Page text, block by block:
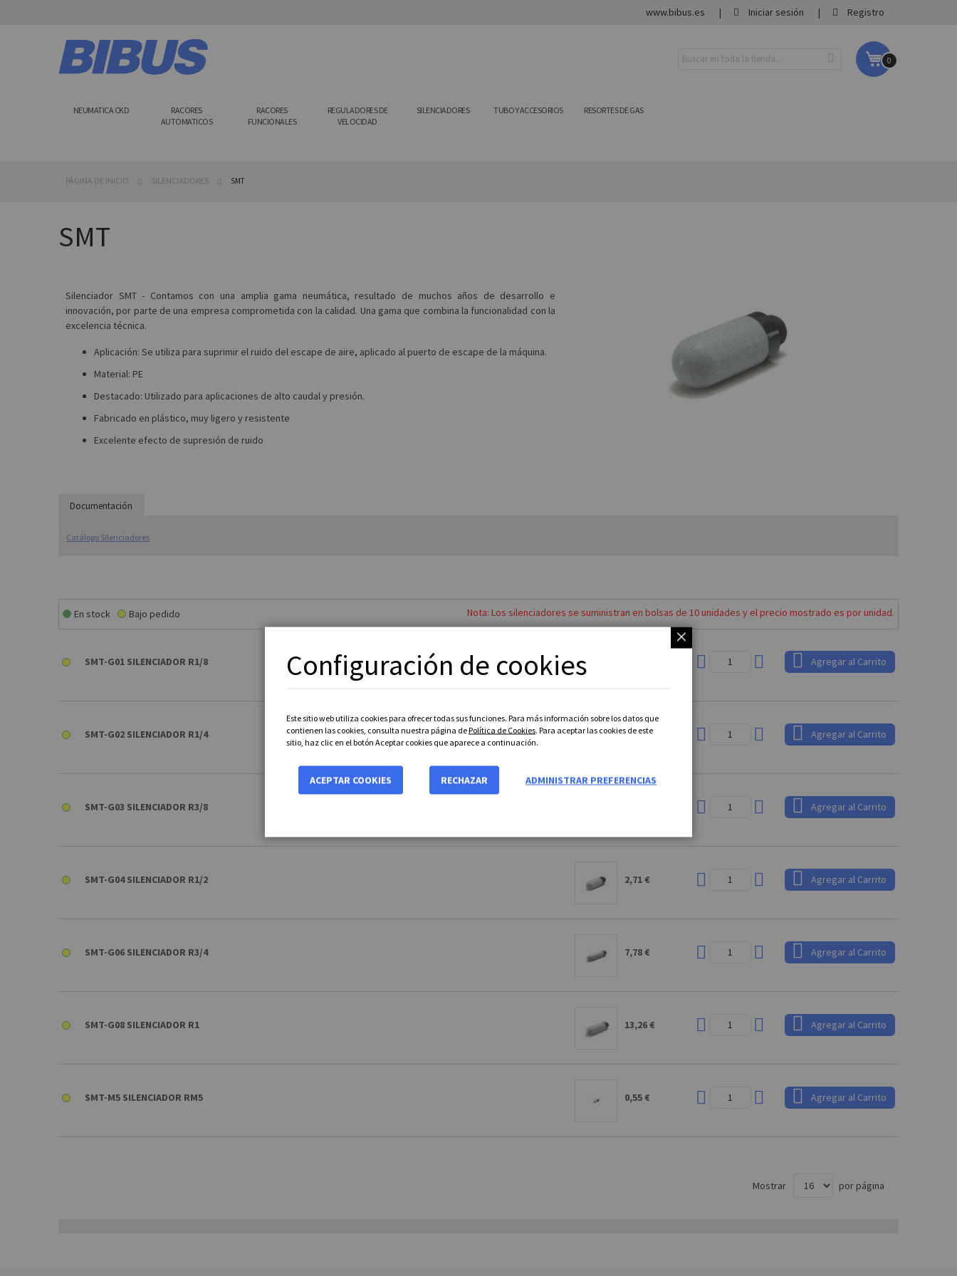
al
contenido
Mi carrito
0
www.bibus.es Iniciar sesión Registro
NEUMATICA CKD
RACORES
AUTOMATICOS
RACORES
FUNCIONALES
REGULADORES DE
VELOCIDAD
SILENCIADORES TUBO Y ACCESORIOS RESORTES DE GAS
PÁGINA DE INICIO SILENCIADORES SMT
SMT
Silenciador SMT - Contamos con una amplia gama neumática, resultado de muchos años de desarrollo e
innovación, por parte de una empresa comprometida con la calidad. Una gama que combina la funcionalidad con la
excelencia técnica.
Aplicación: Se utiliza para suprimir el ruido del escape de aire, aplicado al puerto de escape de la máquina.
Material: PE
Destacado: Utilizado para aplicaciones de alto caudal y presión.
Fabricado en plástico, muy ligero y resistente
Excelente efecto de supresión de ruido
Documentación
Catálogo Silenciadores
En stock Bajo pedido Nota: Los silenciadores se suministran en bolsas de 10 unidades y el precio mostrado es por unidad.
SMT-G01 SILENCIADOR R1/8 Agregar al Carrito
SMT-G02 SILENCIADOR R1/4 1,22 € Agregar al Carrito
SMT-G03 SILENCIADOR R3/8 Agregar al Carrito
SMT-G04 SILENCIADOR R1/2 2,71 € Agregar al Carrito
SMT-G06 SILENCIADOR R3/4 7,78 € Agregar al Carrito
SMT-G08 SILENCIADOR R1 13,26 € Agregar al Carrito
SMT-M5 SILENCIADOR RM5 0,55 € Agregar al Carrito
Mostrar por página
Configuración de cookies
Este sitio web utiliza cookies para ofrecer todas sus funciones. Para más información sobre los datos que
contienen las cookies, consulta nuestra página dePolítica de Cookies. Para aceptar las cookies de este
sitio, haz clic en el botón Aceptar cookies que aparece a continuación.
ACEPTAR COOKIES RECHAZAR ADMINISTRAR PREFERENCIAS